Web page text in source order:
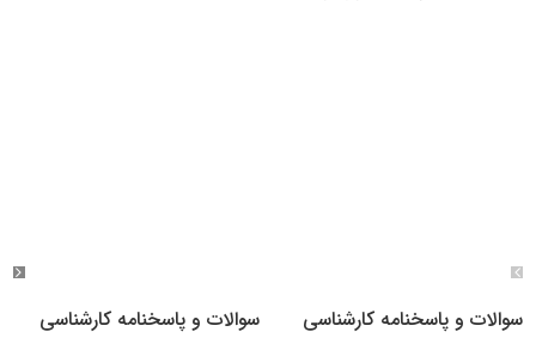
سوالات و پاسخنامه کارشناسی
سوالات و پاسخنامه کارشناسی